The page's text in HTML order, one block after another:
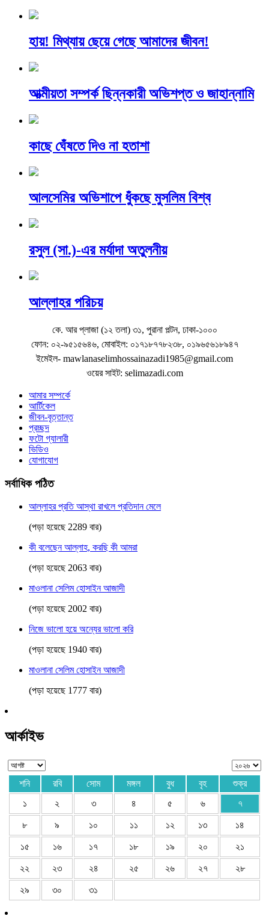
হায়! মিথ্যায় ছেয়ে গেছে আমাদের জীবন!
আত্মীয়তা সম্পর্ক ছিন্নকারী অভিশপ্ত ও জাহান্নামি
কাছে ঘেঁষতে দিও না হতাশা
আলসেমির অভিশাপে ধুঁকছে মুসলিম বিশ্ব
রসুল (সা.)-এর মর্যাদা অতুলনীয়
আল্লাহর পরিচয়
কে. আর প্লাজা (১২ তলা) ৩১, পুরানা পল্টন, ঢাকা-১০০০
ফোন: ০২-৯৫১৫৬৪৬, মোবাইল: ০১৭১৮৭৭৮২৩৮, ০১৯৬৫৬১৮৯৪৭
ইমেইল- mawlanaselimhossainazadi1985@gmail.com
ওয়ের সাইট: selimazadi.com
আমার সম্পর্কে
আর্টিকেল
জীবন-বৃত্তান্ত
প্রচ্ছদ
ফটো গ্যালারী
ভিডিও
যোগাযোগ
সর্বাধিক পঠিত
আল্লাহর প্রতি আস্থা রাখলে প্রতিদান মেলে
(পড়া হয়েছে 2289 বার)
কী বলেছেন আল্লাহ, করছি কী আমরা
(পড়া হয়েছে 2063 বার)
মাওলানা সেলিম হোসাইন আজাদী
(পড়া হয়েছে 2002 বার)
নিজে ভালো হয়ে অন্যের ভালো করি
(পড়া হয়েছে 1940 বার)
মাওলানা সেলিম হোসাইন আজাদী
(পড়া হয়েছে 1777 বার)
আর্কাইভ
শনি রবি সোম মঙ্গল বুধ বৃহ
শুক্র
১
২ ৩ ৪ ৫ ৬ ৭
৮ ৯ ১০ ১১ ১২ ১৩ ১৪
১৫ ১৬ ১৭ ১৮ ১৯ ২০ ২১
২২ ২৩ ২৪ ২৫ ২৬ ২৭ ২৮
২৯ ৩০ ৩১